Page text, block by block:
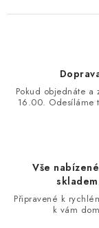
Pokud objednáte a
16.00. Odesíláme
Vše
Připravené k
k vám